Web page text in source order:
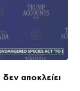
αποκλείει